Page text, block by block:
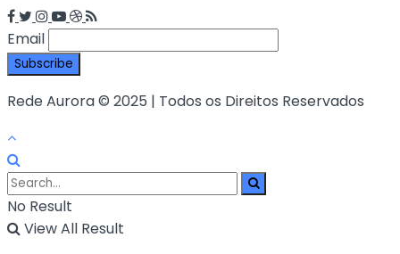
Email
Rede Aurora © 2025 | Todos os Direitos Reservados
No Result
View All Result